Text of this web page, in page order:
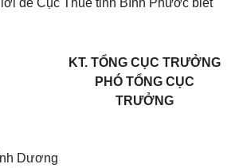
lời để Cục Thuế tỉnh Bình Phước biết
Dương
KT. TỔNG CỤC TRƯỞNG
PHÓ TỔNG CỤC
TRƯỞNG